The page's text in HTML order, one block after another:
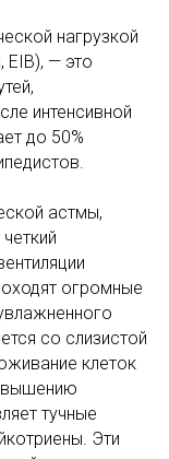
нагрузкой
EIB), — это
интенсивной
до 50%
астмы,
огромные
со слизистой
клеток
тучные
Эти